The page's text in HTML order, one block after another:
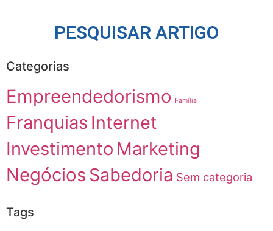
PESQUISAR ARTIGO
Categorias
Empreendedorismo Família
Franquias Internet
Investimento Marketing
Negócios Sabedoria Sem categoria
Tags